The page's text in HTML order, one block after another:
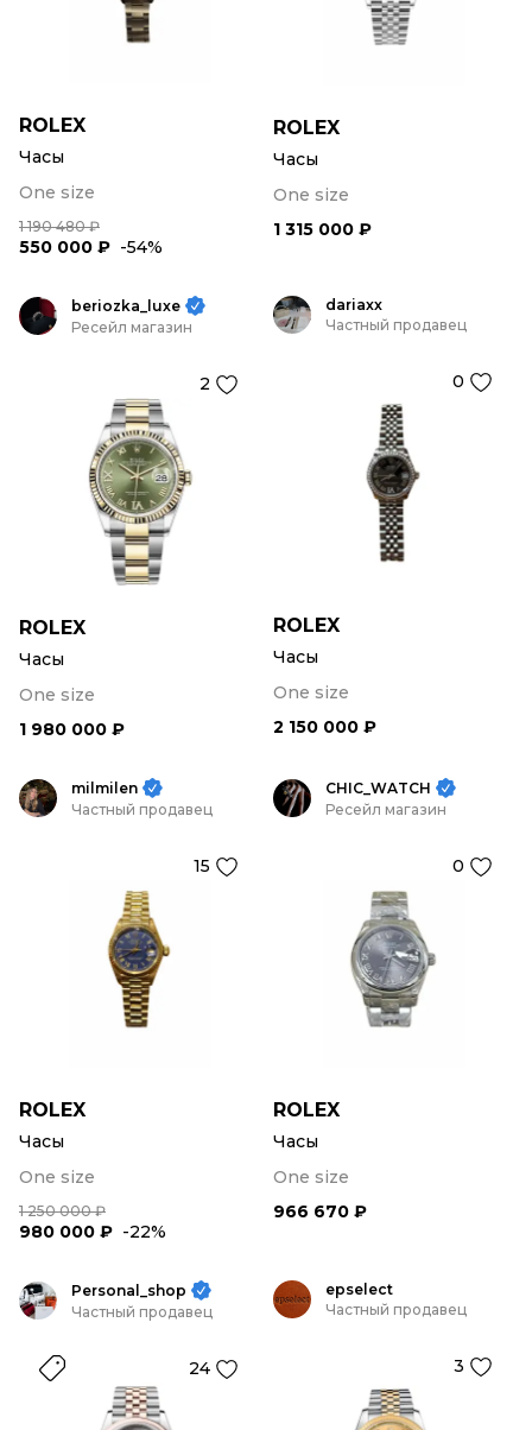
ROLEX
Часы
One size
1 190 480 ₽
550 000 ₽ -54%
ROLEX
Часы
One size
1 315 000 ₽
beriozka_luxe
Ресейл магазин
2
ROLEX
Часы
One size
1 980 000 ₽
dariaxx
Частный продавец
0
ROLEX
Часы
One size
2 150 000 ₽
milmilen
Частный продавец
15
ROLEX
Часы
One size
1 250 000 ₽
980 000 ₽ -22%
CHIC_WATCH
Ресейл магазин
0
ROLEX
Часы
One size
966 670 ₽
Personal_shop
Частный продавец
24
epselect
Частный продавец
3